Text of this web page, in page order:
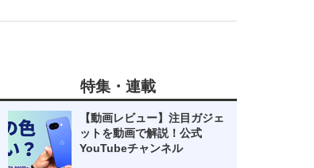
特集・連載
【動画レビュー】注目ガジェ
ットを動画で解説！公式
YouTubeチャンネル